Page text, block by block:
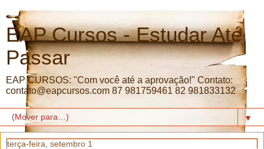
EAP Cursos - Estudar Até
Passar
EAP CURSOS: "Com você até a aprovação!" Contato:
contato@eapcursos.com 87 981759461 82 981833132
▼
terça-feira, setembro 1